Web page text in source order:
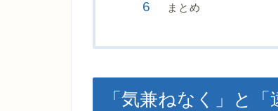
まとめ
「気兼ねなく」と